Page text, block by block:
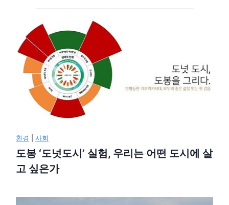
환경 |사회
도봉 ‘도넛도시’ 실험, 우리는 어떤 도시에 살
고 싶은가